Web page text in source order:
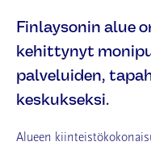
Finlaysonin alue
kehittynyt
palveluiden,
keskukseksi.
Alueen